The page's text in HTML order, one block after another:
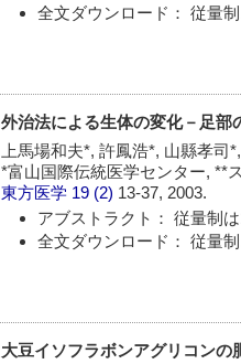
全文ダウンロード： 従量
外治法による生体の変化－足部
上馬場和夫*, 許鳳浩*, 山縣孝
*富山国際伝統医学センター, **
東方医学 19 (2) 13-37, 2003.
アブストラクト： 従量制
全文ダウンロード： 従量
大豆イソフラボンアグリコン